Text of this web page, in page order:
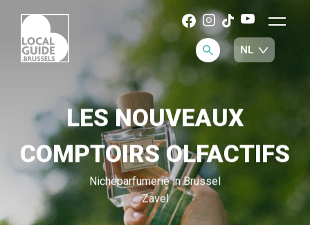
LES NOUVEAUX
COMPTOIRS OLFACTIFS
Nicheparfumerie in Brussel
Zavel